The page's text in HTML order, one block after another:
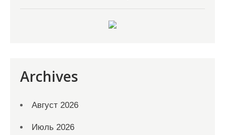
Archives
Август 2026
Июль 2026